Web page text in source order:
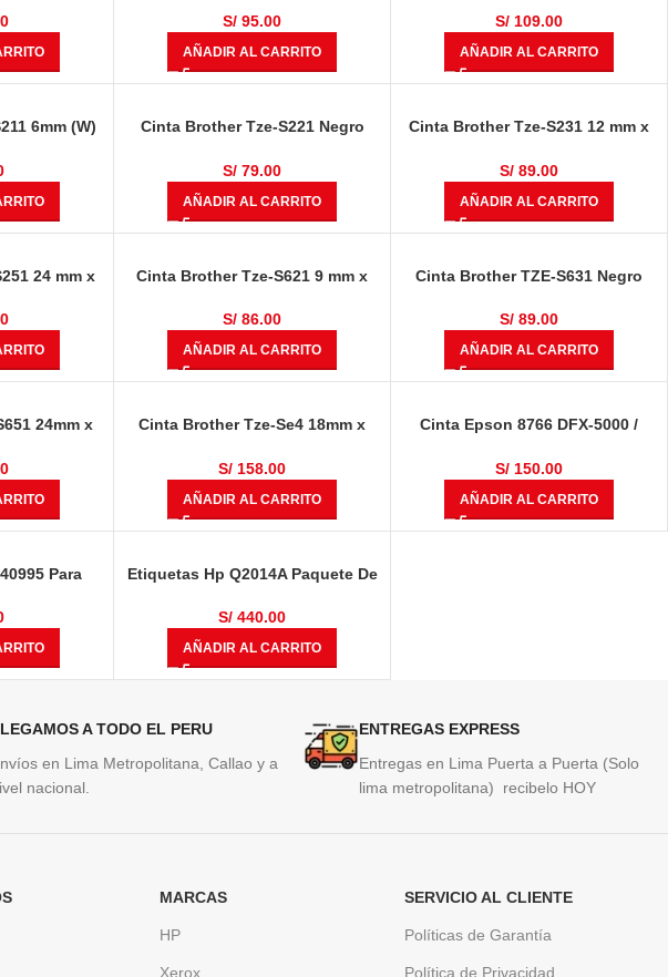
S/ 95.00
AÑADIR AL CARRITO
Transparente
S/ 109.00
AÑADIR AL CARRITO
6mm (W)
Cinta Brother Tze-S221 Negro
Industrial
S/ 79.00
AÑADIR AL CARRITO
Cinta Brother Tze-S231 12 mm x
Industrial
S/ 89.00
AÑADIR AL CARRITO
24 mm x
Cinta Brother Tze-S621 9 mm x
S/ 86.00
AÑADIR AL CARRITO
Cinta Brother TZE-S631 Negro
S/ 89.00
AÑADIR AL CARRITO
24mm x
Cinta Brother Tze-Se4 18mm x
S/ 158.00
AÑADIR AL CARRITO
Cinta Epson 8766 DFX-5000 /
caracteres
S/ 150.00
AÑADIR AL CARRITO
Para
Etiquetas Hp Q2014A Paquete De
100 Piezas
S/ 440.00
AÑADIR AL CARRITO
A TODO EL PERU
en Lima Metropolitana, Callao y a
nacional.
ENTREGAS EXPRESS
Entregas en Lima Puerta a Puerta (Solo
lima metropolitana) recibelo HOY
MARCAS
HP
Xerox
SERVICIO AL CLIENTE
Políticas de Garantía
Política de Privacidad